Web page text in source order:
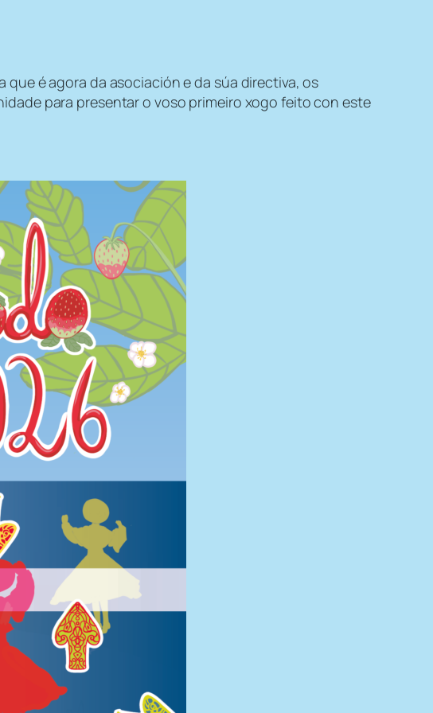
é agora da asociación e da súa directiva, os
para presentar o voso primeiro xogo feito con este